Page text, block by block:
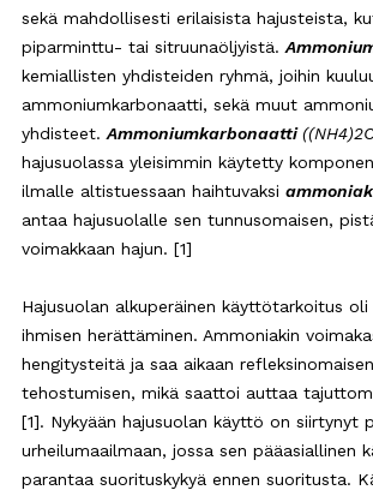
sekä mahdollisesti erilaisista hajusteista,
piparminttu- tai sitruunaöljyistä.
kemiallisten yhdisteiden ryhmä, joihin
ammoniumkarbonaatti, sekä muut
yhdisteet. Ammoniumkarbonaatti
hajusuolassa yleisimmin käytetty
ilmalle altistuessaan haihtuvaksi
antaa hajusuolalle sen tunnusomaisen,
voimakkaan hajun. [1]
Hajusuolan alkuperäinen käyttötarkoitus
ihmisen herättäminen. Ammoniakin
hengitysteitä ja saa aikaan
tehostumisen, mikä saattoi auttaa
[1]. Nykyään hajusuolan käyttö on siirtynyt
urheilumaailmaan, jossa sen pääasiallinen
parantaa suorituskykyä ennen suoritusta.